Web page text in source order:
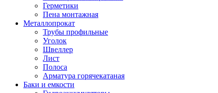
Герметики
Пена монтажная
Металлопрокат
Трубы профильные
Уголок
Швеллер
Лист
Полоса
Арматура горячекатаная
Баки и емкости